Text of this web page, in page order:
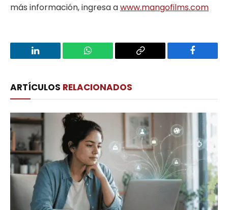
más información, ingresa awww.mangofilms.com
LinkedIn WhatsApp
Copy
Facebook
ARTÍCULOS RELACIONADOS